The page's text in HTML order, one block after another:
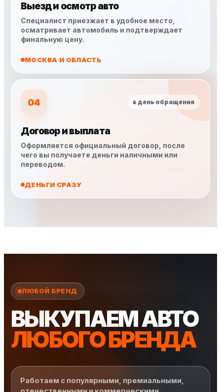
Выезд и осмотр авто
Специалист приезжает в удобное место,
осматривает автомобиль и подтверждает
финальную цену.
МОСКВА И ОБЛАСТЬ
04 в день обращения
Договор и выплата
Оформляется официальный договор, после
чего вы получаете деньги наличными или
переводом.
ДЕНЬГИ СРАЗУ
ЛЮБОЙ БРЕНД
ВЫКУПАЕМ АВТО
ЛЮБОГО БРЕНДА
Работаем с популярными, премиальными,